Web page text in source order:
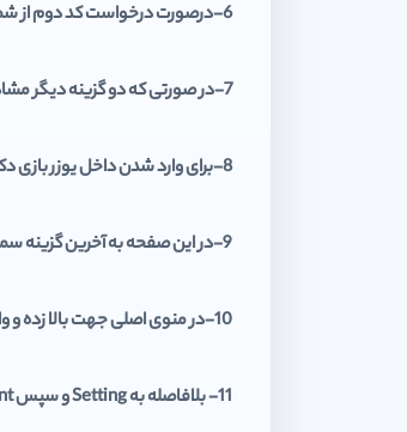
6-درصورت درخواست کد دوم از شما ،عکس آن را برای پشتیبان فرستاده و کد را دریافت و وارد نمایید.
7-در صورتی که دو گزینه دیگر مشاهده کردید Do not Change را انتخاب کنید.
8-برای وارد شدن داخل یوزر بازی دکمه وسط دسته را نگه دارید سپس از گزینه Power و بعد Switch User یوزر بازی را انتخاب کنید.
9-در این صفحه به آخرین گزینه سمت راست یعنی Library وارد شوید و از قسمت Purchase بازی مورد نظر را به لیست دانلود اضافه کنید.
10-در منوی اصلی جهت بالا زده و وارد Notification و سپس Downloads شوید و بازی مورد نظر را Pause کنید تا از حجم اینترنت کم نشود.
11- بلافاصله به Setting و سپس Account Management بروید.